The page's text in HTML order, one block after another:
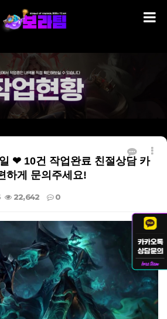
❤ 10건 작업완료 친절상담 카
하게 문의주세요!
22,642 0